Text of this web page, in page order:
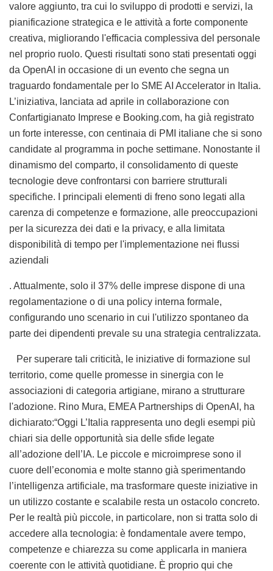
valore aggiunto, tra cui lo sviluppo di prodotti e servizi, la
pianificazione strategica e le attività a forte componente
creativa, migliorando l'efficacia complessiva del personale
nel proprio ruolo. Questi risultati sono stati presentati oggi
da OpenAI in occasione di un evento che segna un
traguardo fondamentale per lo SME AI Accelerator in Italia.
L’iniziativa, lanciata ad aprile in collaborazione con
Confartigianato Imprese e Booking.com, ha già registrato
un forte interesse, con centinaia di PMI italiane che si sono
candidate al programma in poche settimane. Nonostante il
dinamismo del comparto, il consolidamento di queste
tecnologie deve confrontarsi con barriere strutturali
specifiche. I principali elementi di freno sono legati alla
carenza di competenze e formazione, alle preoccupazioni
per la sicurezza dei dati e la privacy, e alla limitata
disponibilità di tempo per l'implementazione nei flussi
aziendali
. Attualmente, solo il 37% delle imprese dispone di una
regolamentazione o di una policy interna formale,
configurando uno scenario in cui l'utilizzo spontaneo da
parte dei dipendenti prevale su una strategia centralizzata.
Per superare tali criticità, le iniziative di formazione sul
territorio, come quelle promesse in sinergia con le
associazioni di categoria artigiane, mirano a strutturare
l'adozione. Rino Mura, EMEA Partnerships di OpenAI, ha
dichiarato:“Oggi L’Italia rappresenta uno degli esempi più
chiari sia delle opportunità sia delle sfide legate
all’adozione dell’IA. Le piccole e microimprese sono il
cuore dell’economia e molte stanno già sperimentando
l’intelligenza artificiale, ma trasformare queste iniziative in
un utilizzo costante e scalabile resta un ostacolo concreto.
Per le realtà più piccole, in particolare, non si tratta solo di
accedere alla tecnologia: è fondamentale avere tempo,
competenze e chiarezza su come applicarla in maniera
coerente con le attività quotidiane. È proprio qui che